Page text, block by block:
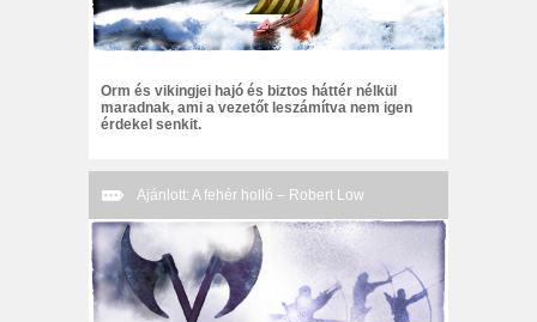
Orm és vikingjei hajó és biztos háttér nélkül
maradnak, ami a vezetőt leszámítva nem igen
érdekel senkit.
Ajánlott: A fehér holló – Robert Low